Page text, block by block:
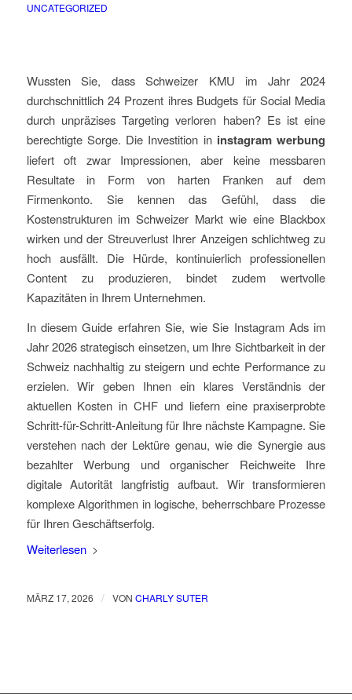
UNCATEGORIZED
Wussten Sie, dass Schweizer KMU im Jahr 2024
durchschnittlich 24 Prozent ihres Budgets für Social Media
durch unpräzises Targeting verloren haben? Es ist eine
berechtigte Sorge. Die Investition in instagram werbung
liefert oft zwar Impressionen, aber keine messbaren
Resultate in Form von harten Franken auf dem
Firmenkonto. Sie kennen das Gefühl, dass die
Kostenstrukturen im Schweizer Markt wie eine Blackbox
wirken und der Streuverlust Ihrer Anzeigen schlichtweg zu
hoch ausfällt. Die Hürde, kontinuierlich professionellen
Content zu produzieren, bindet zudem wertvolle
Kapazitäten in Ihrem Unternehmen.
In diesem Guide erfahren Sie, wie Sie Instagram Ads im
Jahr 2026 strategisch einsetzen, um Ihre Sichtbarkeit in der
Schweiz nachhaltig zu steigern und echte Performance zu
erzielen. Wir geben Ihnen ein klares Verständnis der
aktuellen Kosten in CHF und liefern eine praxiserprobte
Schritt-für-Schritt-Anleitung für Ihre nächste Kampagne. Sie
verstehen nach der Lektüre genau, wie die Synergie aus
bezahlter Werbung und organischer Reichweite Ihre
digitale Autorität langfristig aufbaut. Wir transformieren
komplexe Algorithmen in logische, beherrschbare Prozesse
für Ihren Geschäftserfolg.
Weiterlesen
MÄRZ 17, 2026 / VON CHARLY SUTER